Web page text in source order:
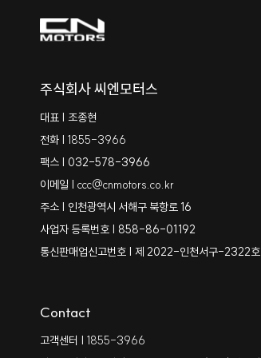
주식회사 씨엔모터스
대표 | 조종현
전화 | 1855-3966
팩스 | 032-578-3966
이메일 | ccc@cnmotors.co.kr
주소 | 인천광역시 서해구 북항로 16
사업자 등록번호 | 858-86-01192
통신판매업신고번호 | 제 2022-인천서구-2322호
Contact
고객센터 | 1855-3966